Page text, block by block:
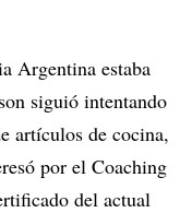
Argentina estaba
siguió intentando
artículos de cocina,
por el Coaching
del actual